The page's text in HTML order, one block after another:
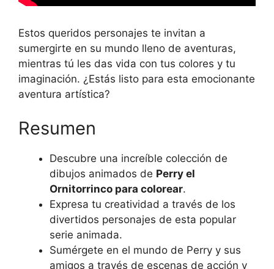
Estos queridos personajes te invitan a
sumergirte en su mundo lleno de aventuras,
mientras tú les das vida con tus colores y tu
imaginación. ¿Estás listo para esta emocionante
aventura artística?
Resumen
Descubre una increíble colección de
dibujos animados de Perry el
Ornitorrinco para colorear.
Expresa tu creatividad a través de los
divertidos personajes de esta popular
serie animada.
Sumérgete en el mundo de Perry y sus
amigos a través de escenas de acción y